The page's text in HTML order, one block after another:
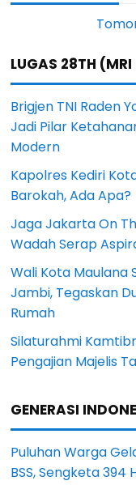
LUGAS 28TH
Brigjen TNI Raden
Jadi Pilar
Modern
Kapolres Kediri
Barokah, Ada Apa?
Jaga Jakarta On
Wadah Serap
Wali Kota Maulana
Jambi, Tegaskan
Rumah
Silaturahmi
Pengajian Majelis
GENERASI
Puluhan Warga
BSS, Sengketa 394